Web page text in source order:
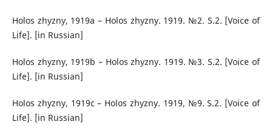
Holos zhyzny, 1919a – Holos zhyzny. 1919. №2. S.2. [Voice of
Life]. [in Russian]
Holos zhyzny, 1919b – Holos zhyzny. 1919. №3. S.2. [Voice of
Life]. [in Russian]
Holos zhyzny, 1919c – Holos zhyzny. 1919, №9. S.2. [Voice of
Life]. [in Russian]